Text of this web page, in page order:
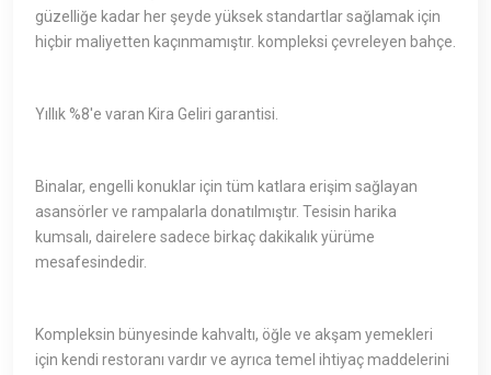
güzelliğe kadar her şeyde yüksek standartlar sağlamak için
hiçbir maliyetten kaçınmamıştır. kompleksi çevreleyen bahçe.
Yıllık %8'e varan Kira Geliri garantisi.
Binalar, engelli konuklar için tüm katlara erişim sağlayan
asansörler ve rampalarla donatılmıştır. Tesisin harika
kumsalı, dairelere sadece birkaç dakikalık yürüme
mesafesindedir.
Kompleksin bünyesinde kahvaltı, öğle ve akşam yemekleri
için kendi restoranı vardır ve ayrıca temel ihtiyaç maddelerini